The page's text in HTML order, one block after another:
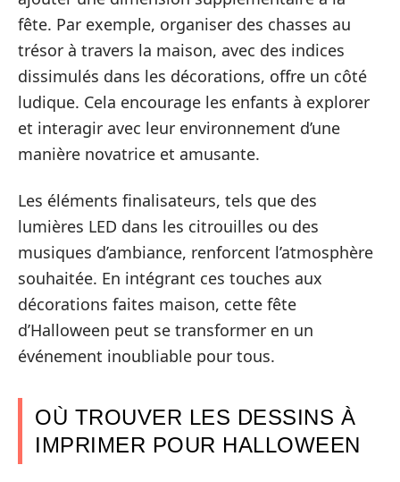
fête. Par exemple, organiser des chasses au
trésor à travers la maison, avec des indices
dissimulés dans les décorations, offre un côté
ludique. Cela encourage les enfants à explorer
et interagir avec leur environnement d’une
manière novatrice et amusante.
Les éléments finalisateurs, tels que des
lumières LED dans les citrouilles ou des
musiques d’ambiance, renforcent l’atmosphère
souhaitée. En intégrant ces touches aux
décorations faites maison, cette fête
d’Halloween peut se transformer en un
événement inoubliable pour tous.
OÙ TROUVER LES DESSINS À
IMPRIMER POUR HALLOWEEN